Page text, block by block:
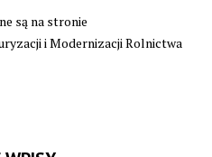
są na stronie
i Modernizacji Rolnictwa